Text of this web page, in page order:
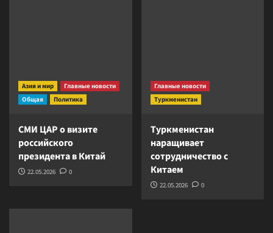
Азия и мир
Главные новости
Общая
Политика
СМИ ЦАР о визите
российского
президента в Китай
22.05.2026 0
Главные новости
Туркменистан
Туркменистан
наращивает
сотрудничество с
Китаем
22.05.2026 0